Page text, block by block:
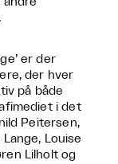
er der
der hver
på både
i det
Peitersen,
Louise
Lilholt og